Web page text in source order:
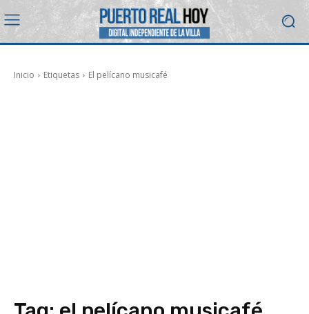
Inicio Etiquetas El pelícano musicafé